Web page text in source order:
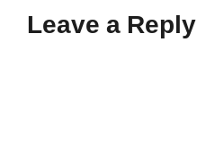
Leave a Reply